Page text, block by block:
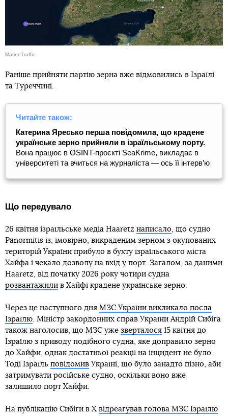
MarineTraffic
Раніше прийняти партію зерна вже відмовились в Ізраїлі
та Туреччині.
Читайте також:
Катерина Яресько перша повідомила, що крадене
українське зерно прийняли в ізраїльському порту.
Вона працює в OSINT-проєкті SeaKrime, викладає в
університеті та вчиться на журналіста — ось її інтерв’ю
Що передувало
26 квітня ізраїльське медіа Haaretz написало, що судно
Panormitis із, імовірно, викраденим зерном з окупованих
територій України прибуло в бухту ізраїльського міста
Хайфа і чекало дозволу на вхід у порт. Загалом, за даними
Haaretz, від початку 2026 року чотири судна
розвантажили в Хайфі крадене українське зерно.
Через це наступного дня МЗС України викликало посла
Ізраїлю. Міністр закордонних справ України Андрій Сибіга
також наголосив, що МЗС уже зверталося 15 квітня до
Ізраїлю з приводу подібного судна, яке доправило зерно
до Хайфи, однак достатньої реакції на інцидент не було.
Тоді Ізраїль повідомив Україні, що було занадто пізно, аби
затримувати російське судно, оскільки воно вже
залишило порт Хайфи.
На публікацію Сибіги в Х відреагував голова МЗС Ізраїлю